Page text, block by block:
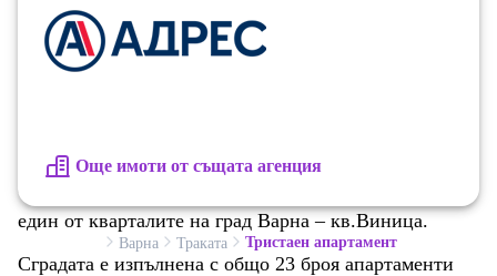
Сградата е разположена на тихо и спокойно място в
един от кварталите на град Варна – кв.Виница.
Сградата е изпълнена с общо 23 броя апартаменти
Още имоти от същата агенция
Варна Траката Тристаен апартамент